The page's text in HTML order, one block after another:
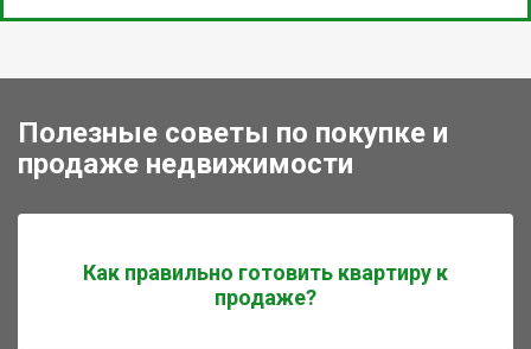
Полезные советы по покупке и
продаже недвижимости
Как правильно готовить квартиру к
продаже?